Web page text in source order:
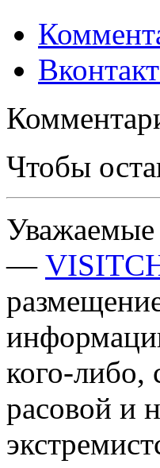
Чтобы
Уважаемые
—
кого-либо,
расовой и